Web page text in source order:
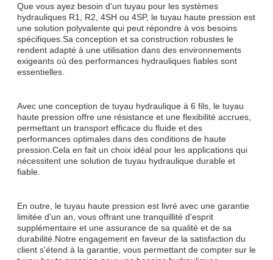
Que vous ayez besoin d'un tuyau pour les systèmes
hydrauliques R1, R2, 4SH ou 4SP, le tuyau haute pression est
une solution polyvalente qui peut répondre à vos besoins
spécifiques.Sa conception et sa construction robustes le
rendent adapté à une utilisation dans des environnements
exigeants où des performances hydrauliques fiables sont
essentielles.
Avec une conception de tuyau hydraulique à 6 fils, le tuyau
haute pression offre une résistance et une flexibilité accrues,
permettant un transport efficace du fluide et des
performances optimales dans des conditions de haute
pression.Cela en fait un choix idéal pour les applications qui
nécessitent une solution de tuyau hydraulique durable et
fiable.
En outre, le tuyau haute pression est livré avec une garantie
limitée d'un an, vous offrant une tranquillité d'esprit
supplémentaire et une assurance de sa qualité et de sa
durabilité.Notre engagement en faveur de la satisfaction du
client s'étend à la garantie, vous permettant de compter sur le